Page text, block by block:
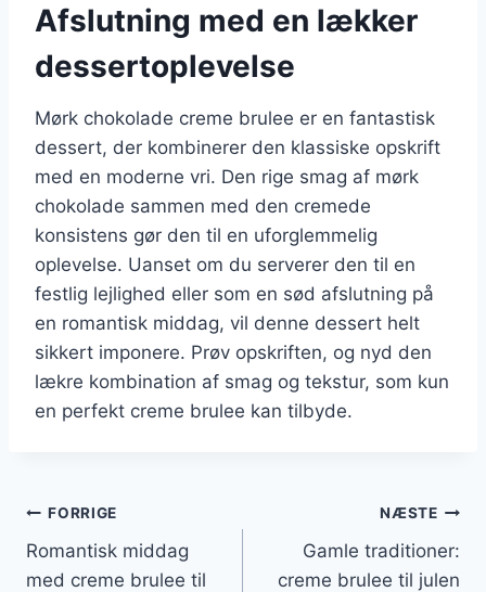
Afslutning med en lækker
dessertoplevelse
Mørk chokolade creme brulee er en fantastisk
dessert, der kombinerer den klassiske opskrift
med en moderne vri. Den rige smag af mørk
chokolade sammen med den cremede
konsistens gør den til en uforglemmelig
oplevelse. Uanset om du serverer den til en
festlig lejlighed eller som en sød afslutning på
en romantisk middag, vil denne dessert helt
sikkert imponere. Prøv opskriften, og nyd den
lækre kombination af smag og tekstur, som kun
en perfekt creme brulee kan tilbyde.
Indlægsnavigation
FORRIGE
Romantisk middag
med creme brulee til
NÆSTE
Gamle traditioner:
creme brulee til julen